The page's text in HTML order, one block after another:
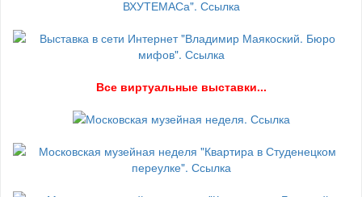
Все виртуальные выставки...